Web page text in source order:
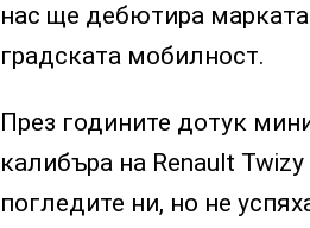
нас ще дебютира
градската мобилност.
През годините дотук
калибъра на Renault
погледите ни, но не